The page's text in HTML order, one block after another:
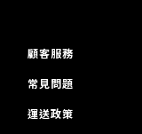
顧客服務
常見問題
運送政策